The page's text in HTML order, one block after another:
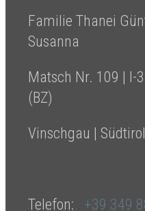
Familie Thanei
Susanna
Matsch Nr. 109 | I-
(BZ)
Vinschgau |
Telefon: +39 349